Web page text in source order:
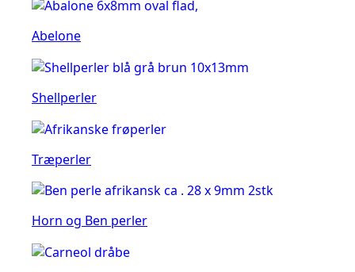
Abelone
Shellperler
Træperler
Horn og Ben perler